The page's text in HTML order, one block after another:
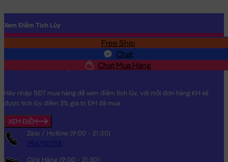
Gấu Bông Rồng Sữa ôm Hoa
Free Ship
Chat
Chat Mua Hàng
Xem Điểm Tích Lũy
Hãy nhập SĐT mua hàng để xem điểm tích lũy, với mỗi đơn hàng KH sẽ
được tích lũy điểm 3% giá trị ĐH đã mua
XEM ĐIỂM
Zalo / Hotline (9:00 - 21:30)
0967110738
Cửa Hàng (9:00 - 21:30)